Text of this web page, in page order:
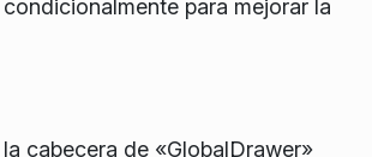
para mejorar la
cabecera de «GlobalDrawer»